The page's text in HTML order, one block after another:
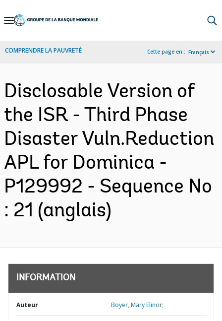
Skip
Navigation
COMPRENDRE LA PAUVRETÉ Cette page en : Français
Disclosable Version of
the ISR - Third Phase
Disaster Vuln.Reduction
APL for Dominica -
P129992 - Sequence No
: 21 (anglais)
INFORMATION
Auteur Boyer, Mary Elinor;